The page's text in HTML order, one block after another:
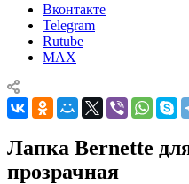
Вконтакте
Telegram
Rutube
MAX
Лапка Bernette
прозрачная